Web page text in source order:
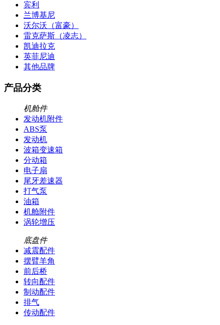
宾利
兰博基尼
沃尔沃（富豪）
雷克萨斯（凌志）
凯迪拉克
英菲尼迪
其他品牌
产品分类
机舱件
发动机附件
ABS泵
发动机
波箱变速箱
分动箱
电子扇
尾牙差速器
打气泵
油箱
机舱附件
涡轮增压
底盘件
减震配件
摆臂羊角
前后桥
转向配件
制动配件
排气
传动配件